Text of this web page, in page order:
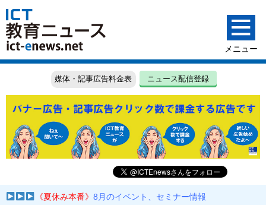
媒体・記事広告料金表 ニュース配信登録
《夏休み本番》8月のイベント、セミナー情報